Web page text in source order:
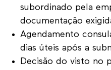
subordinado pela
documentação
Agendamento
dias úteis após a
Decisão do visto no